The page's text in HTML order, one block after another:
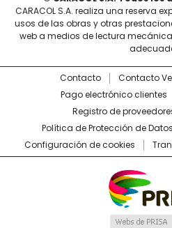
CARACOL S.A. realiza una reserva
usos de las obras y otras
web a medios de lectura
Contacto Contacto
Pago electrónico clientes
Registro de
Política de Protección de Datos
Configuración de cookies